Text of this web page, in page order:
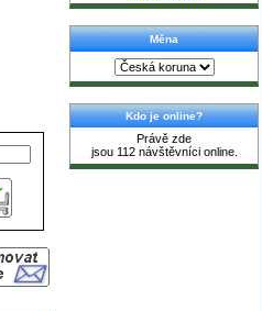
Měna
Kdo je online?
Právě zde
jsou 112 návštěvníci online.